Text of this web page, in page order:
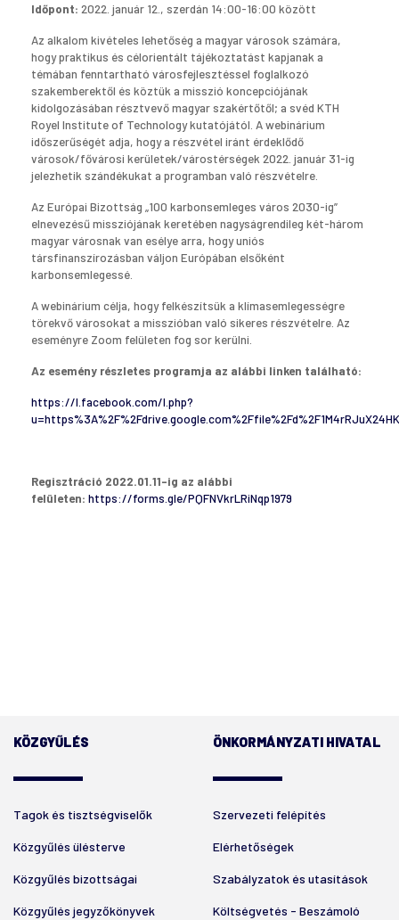
Időpont: 2022. január 12., szerdán 14:00-16:00 között
Az alkalom kivételes lehetőség a magyar városok számára,
hogy praktikus és célorientált tájékoztatást kapjanak a
témában fenntartható városfejlesztéssel foglalkozó
szakemberektől és köztük a misszió koncepciójának
kidolgozásában résztvevő magyar szakértőtől; a svéd KTH
Royel Institute of Technology kutatójától. A webinárium
időszerűségét adja, hogy a részvétel iránt érdeklődő
városok/fővárosi kerületek/várostérségek 2022. január 31-ig
jelezhetik szándékukat a programban való részvételre.
Az Európai Bizottság „100 karbonsemleges város 2030-ig”
elnevezésű missziójának keretében nagyságrendileg két-három
magyar városnak van esélye arra, hogy uniós
társfinanszírozásban váljon Európában elsőként
karbonsemlegessé.
A webinárium célja, hogy felkészítsük a klímasemlegességre
törekvő városokat a misszióban való sikeres részvételre. Az
eseményre Zoom felületen fog sor kerülni.
Az esemény részletes programja az alábbi linken található:
https://l.facebook.com/l.php?
Regisztráció 2022.01.11-ig az alábbi
felületen: https://forms.gle/PQFNVkrLRiNqp1979
KÖZGYŰLÉS
Tagok és tisztségviselők
Közgyűlés ülésterve
Közgyűlés bizottságai
Közgyűlés jegyzőkönyvek
ÖNKORMÁNYZATI HIVATAL
Szervezeti felépítés
Elérhetőségek
Szabályzatok és utasítások
Költségvetés - Beszámoló